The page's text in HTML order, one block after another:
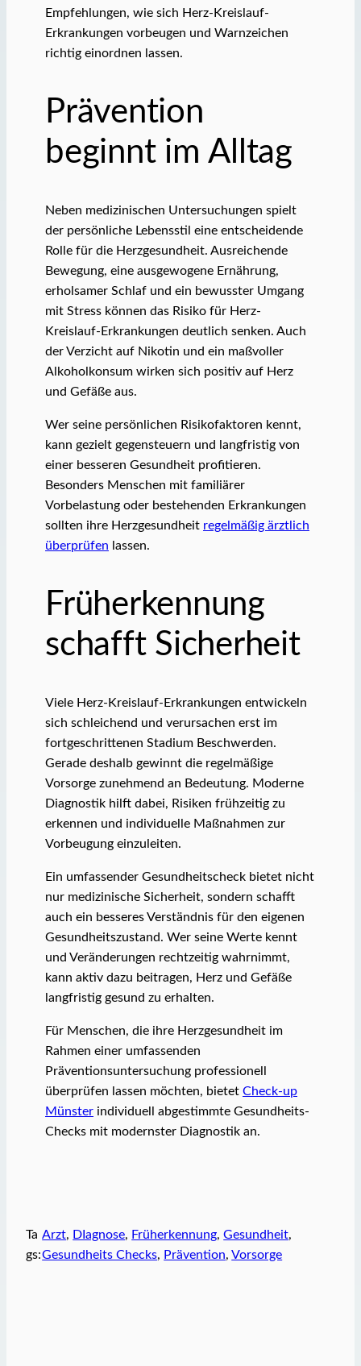
Empfehlungen, wie sich Herz-Kreislauf-
Erkrankungen vorbeugen und Warnzeichen
richtig einordnen lassen.
Prävention
beginnt im Alltag
Neben medizinischen Untersuchungen spielt
der persönliche Lebensstil eine entscheidende
Rolle für die Herzgesundheit. Ausreichende
Bewegung, eine ausgewogene Ernährung,
erholsamer Schlaf und ein bewusster Umgang
mit Stress können das Risiko für Herz-
Kreislauf-Erkrankungen deutlich senken. Auch
der Verzicht auf Nikotin und ein maßvoller
Alkoholkonsum wirken sich positiv auf Herz
und Gefäße aus.
Wer seine persönlichen Risikofaktoren kennt,
kann gezielt gegensteuern und langfristig von
einer besseren Gesundheit profitieren.
Besonders Menschen mit familiärer
Vorbelastung oder bestehenden Erkrankungen
sollten ihre Herzgesundheit regelmäßig ärztlich
überprüfen lassen.
Früherkennung
schafft Sicherheit
Viele Herz-Kreislauf-Erkrankungen entwickeln
sich schleichend und verursachen erst im
fortgeschrittenen Stadium Beschwerden.
Gerade deshalb gewinnt die regelmäßige
Vorsorge zunehmend an Bedeutung. Moderne
Diagnostik hilft dabei, Risiken frühzeitig zu
erkennen und individuelle Maßnahmen zur
Vorbeugung einzuleiten.
Ein umfassender Gesundheitscheck bietet nicht
nur medizinische Sicherheit, sondern schafft
auch ein besseres Verständnis für den eigenen
Gesundheitszustand. Wer seine Werte kennt
und Veränderungen rechtzeitig wahrnimmt,
kann aktiv dazu beitragen, Herz und Gefäße
langfristig gesund zu erhalten.
Für Menschen, die ihre Herzgesundheit im
Rahmen einer umfassenden
Präventionsuntersuchung professionell
überprüfen lassen möchten, bietet Check-up
Münster individuell abgestimmte Gesundheits-
Checks mit modernster Diagnostik an.
Ta
gs:
Arzt, DIagnose, Früherkennung, Gesundheit
Gesundheits Checks, Prävention, Vorsorge